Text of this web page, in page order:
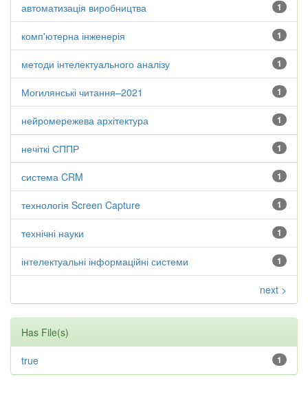
1
автоматизація виробництва
1
комп'ютерна інженерія
1
методи інтелектуального аналізу
1
Могилянські читання–2021
1
нейромережева архітектура
1
нечіткі СППР
1
система CRM
1
технологія Screen Capture
1
технічні науки
1
інтелектуальні інформаційні системи
next >
Has File(s)
1
true